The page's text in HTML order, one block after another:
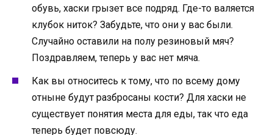
обувь, хаски грызет все подряд. Где-то валяется
клубок ниток? Забудьте, что они у вас были.
Случайно оставили на полу резиновый мяч?
Поздравляем, теперь у вас нет мяча.
Как вы относитесь к тому, что по всему дому
отныне будут разбросаны кости? Для хаски не
существует понятия места для еды, так что еда
теперь будет повсюду.